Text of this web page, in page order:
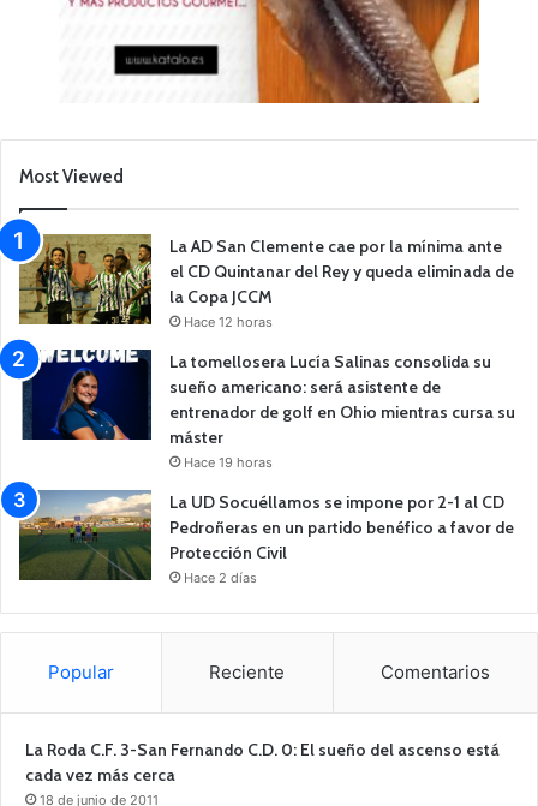
Most Viewed
La AD San Clemente cae por la mínima ante
el CD Quintanar del Rey y queda eliminada de
la Copa JCCM
Hace 12 horas
La tomellosera Lucía Salinas consolida su
sueño americano: será asistente de
entrenador de golf en Ohio mientras cursa su
máster
Hace 19 horas
La UD Socuéllamos se impone por 2-1 al CD
Pedroñeras en un partido benéfico a favor de
Protección Civil
Hace 2 días
Popular Reciente Comentarios
La Roda C.F. 3-San Fernando C.D. 0: El sueño del ascenso está
cada vez más cerca
18 de junio de 2011